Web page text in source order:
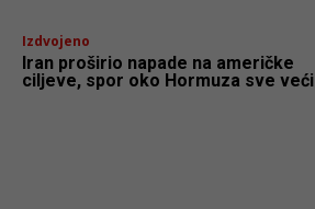
Izdvojeno
Iran proširio napade na američke
ciljeve, spor oko Hormuza sve veći